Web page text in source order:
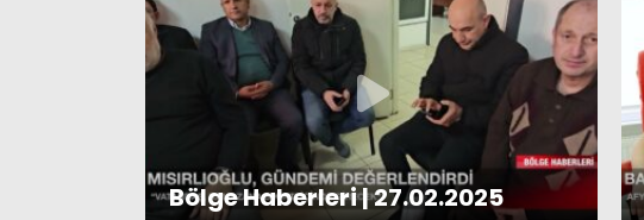
Bölge Haberleri | 27.02.2025